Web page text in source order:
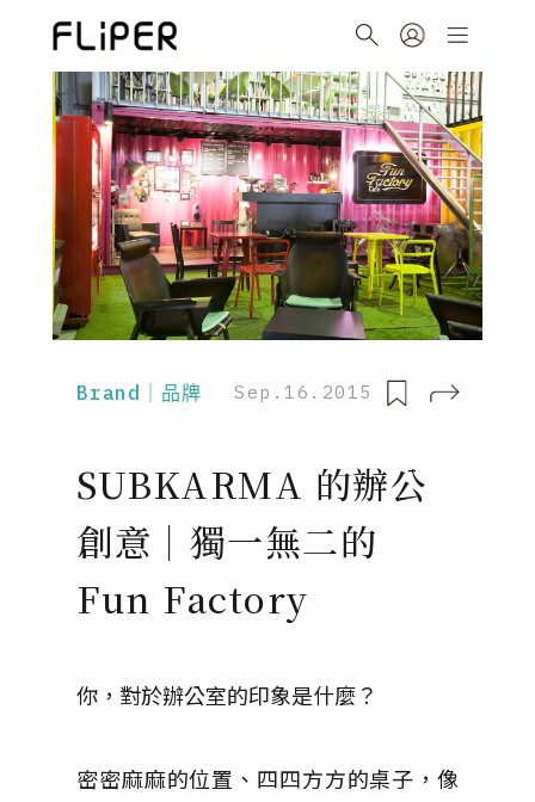
Brand｜品牌 Sep.16.2015
SUBKARMA 的辦公
創意｜獨一無二的
Fun Factory
你，對於辦公室的印象是什麼？
密密麻麻的位置、四四方方的桌子，像